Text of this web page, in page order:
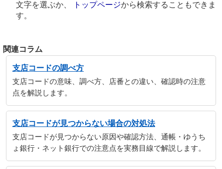
文字を選ぶか、
トップページから検索することもできま
す。
関連コラム
支店コードの調べ方
支店コードの意味、調べ方、店番との違い、確認時の注意
点を解説します。
支店コードが見つからない場合の対処法
支店コードが見つからない原因や確認方法、通帳・ゆうち
ょ銀行・ネット銀行での注意点を実務目線で解説します。